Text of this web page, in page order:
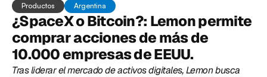
Productos Argentina
¿SpaceX o Bitcoin?: Lemon permite
comprar acciones de más de
10.000 empresas de EEUU.
Tras liderar el mercado de activos digitales, Lemon busca